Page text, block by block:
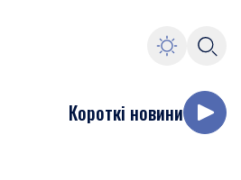
Короткі новини